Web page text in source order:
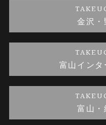
金澤指輪工房｜手作り結婚指
金澤指輪工房｜手作り婚約指
プライバシーポリシー金沢
富山イン
富山